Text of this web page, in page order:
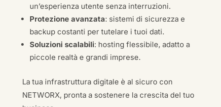
un’esperienza utente senza interruzioni.
Protezione avanzata: sistemi di sicurezza e
backup costanti per tutelare i tuoi dati.
Soluzioni scalabili: hosting flessibile, adatto a
piccole realtà e grandi imprese.
La tua infrastruttura digitale è al sicuro con
NETWORX, pronta a sostenere la crescita del tuo